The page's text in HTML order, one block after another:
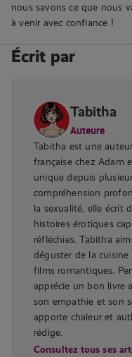
nous savons ce que nous
à venir avec confiance !
Écrit par
Tabitha
Auteure
Tabitha est une
française chez Adam
unique depuis
compréhension
la sexualité, elle écrit
histoires érotiques
réfléchies. Tabitha
déguster de la
films romantiques.
apprécie un bon livre
son empathie et son
apporte chaleur et
rédige.
Consultez tous ses